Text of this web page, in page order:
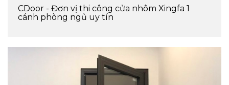
CDoor - Đơn vị thi công cửa nhôm Xingfa 1
cánh phòng ngủ uy tín